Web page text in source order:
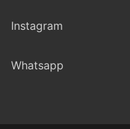
Instagram
Whatsapp